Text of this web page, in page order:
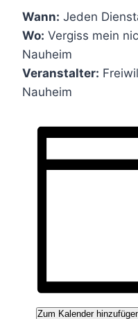
Wann: Jeden
Wo: Vergiss mein
Nauheim
Veranstalter:
Nauheim
Zum Kalender